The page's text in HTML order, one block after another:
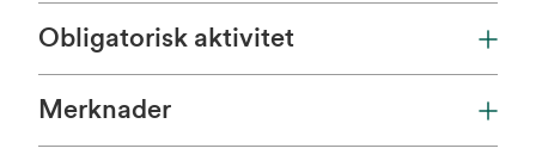
Obligatorisk aktivitet
Merknader